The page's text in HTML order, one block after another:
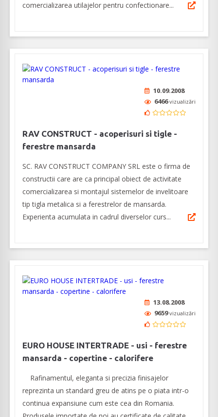
comercializarea utilajelor pentru confectionare...
10.09.2008
6466vizualizări
RAV CONSTRUCT - acoperisuri si tigle -
ferestre mansarda
SC. RAV CONSTRUCT COMPANY SRL este o firma de
constructii care are ca principal obiect de activitate
comercializarea si montajul sistemelor de invelitoare
tip tigla metalica si a ferestrelor de mansarda.
Experienta acumulata in cadrul diverselor curs...
13.08.2008
9659vizualizări
EURO HOUSE INTERTRADE - usi - ferestre
mansarda - copertine - calorifere
Rafinamentul, eleganta si precizia finisajelor
reprezinta un standard greu de atins pe o piata intr-o
continua expansiune cum este cea din Romania.